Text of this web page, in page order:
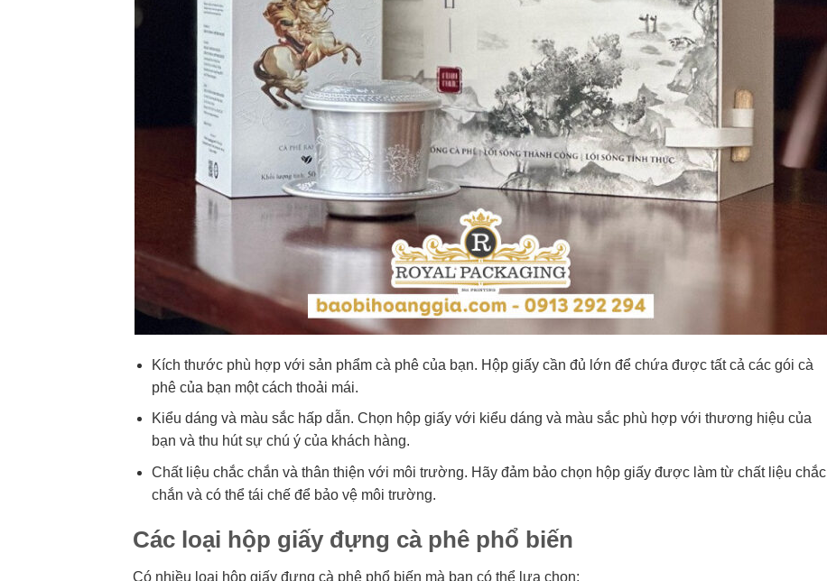
Kích thước phù hợp với sản phẩm cà phê của bạn. Hộp giấy cần đủ lớn để chứa được tất cả các gói cà
phê của bạn một cách thoải mái.
Kiểu dáng và màu sắc hấp dẫn. Chọn hộp giấy với kiểu dáng và màu sắc phù hợp với thương hiệu của
bạn và thu hút sự chú ý của khách hàng.
Chất liệu chắc chắn và thân thiện với môi trường. Hãy đảm bảo chọn hộp giấy được làm từ chất liệu chắc
chắn và có thể tái chế để bảo vệ môi trường.
Các loại hộp giấy đựng cà phê phổ biến
Có nhiều loại hộp giấy đựng cà phê phổ biến mà bạn có thể lựa chọn: